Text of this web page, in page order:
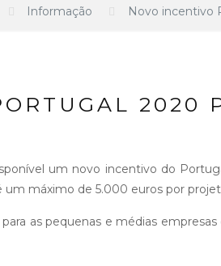
Informação Novo incentivo
2020
um novo incentivo do
um máximo de 5.000 euros por
as pequenas e médias